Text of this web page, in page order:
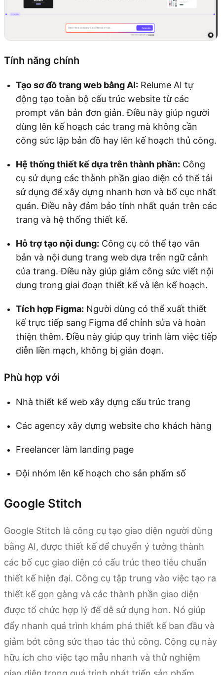
Tính năng chính
Tạo sơ đồ trang web bằng AI: Relume AI tự
động tạo toàn bộ cấu trúc website từ các
prompt văn bản đơn giản. Điều này giúp người
dùng lên kế hoạch các trang mà không cần
công sức lập bản đồ hay lên kế hoạch thủ công.
Hệ thống thiết kế dựa trên thành phần: Công
cụ sử dụng các thành phần giao diện có thể tái
sử dụng để xây dựng nhanh hơn và bố cục nhất
quán. Điều này đảm bảo tính nhất quán trên các
trang và hệ thống thiết kế.
Hỗ trợ tạo nội dung: Công cụ có thể tạo văn
bản và nội dung trang web dựa trên ngữ cảnh
của trang. Điều này giúp giảm công sức viết nội
dung trong giai đoạn thiết kế và lên kế hoạch.
Tích hợp Figma: Người dùng có thể xuất thiết
kế trực tiếp sang Figma để chỉnh sửa và hoàn
thiện thêm. Điều này giúp quy trình làm việc tiếp
diễn liền mạch, không bị gián đoạn.
Phù hợp với
Nhà thiết kế web xây dựng cấu trúc trang
Các agency xây dựng website cho khách hàng
Freelancer làm landing page
Đội nhóm lên kế hoạch cho sản phẩm số
Google Stitch
Google Stitch là công cụ tạo giao diện người dùng
bằng AI, được thiết kế để chuyển ý tưởng thành
các bố cục giao diện có cấu trúc theo tiêu chuẩn
thiết kế hiện đại. Công cụ tập trung vào việc tạo ra
thiết kế gọn gàng và các thành phần giao diện
được tổ chức hợp lý để dễ sử dụng hơn. Nó giúp
đẩy nhanh quá trình khám phá thiết kế ban đầu và
giảm bớt công sức thao tác thủ công. Công cụ này
hữu ích cho việc tạo mẫu nhanh và thử nghiệm